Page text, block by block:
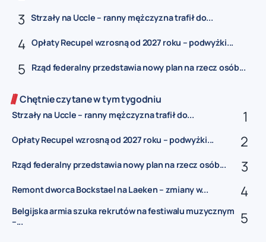
Strzały na Uccle – ranny mężczyzna trafił do...
Opłaty Recupel wzrosną od 2027 roku – podwyżki...
Rząd federalny przedstawia nowy plan na rzecz osób...
Chętnie czytane w tym tygodniu
Strzały na Uccle – ranny mężczyzna trafił do...
Opłaty Recupel wzrosną od 2027 roku – podwyżki...
Rząd federalny przedstawia nowy plan na rzecz osób...
Remont dworca Bockstael na Laeken – zmiany w...
Belgijska armia szuka rekrutów na festiwalu muzycznym
–...